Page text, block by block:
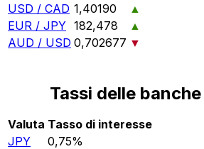
USD / CAD 1,40190
▲
EUR / JPY 182,478
▲
AUD / USD 0,702677 ▼
Tassi delle
Valuta Tasso di interesse
JPY
0,75%